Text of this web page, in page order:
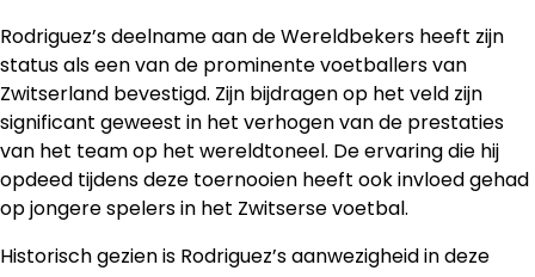
Rodriguez’s deelname aan de Wereldbekers heeft zijn
status als een van de prominente voetballers van
Zwitserland bevestigd. Zijn bijdragen op het veld zijn
significant geweest in het verhogen van de prestaties
van het team op het wereldtoneel. De ervaring die hij
opdeed tijdens deze toernooien heeft ook invloed gehad
op jongere spelers in het Zwitserse voetbal.
Historisch gezien is Rodriguez’s aanwezigheid in deze